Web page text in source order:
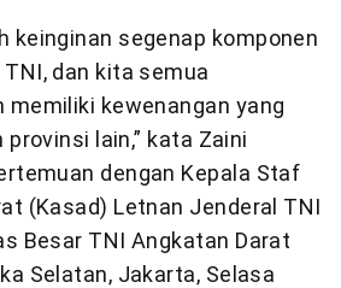
keinginan segenap komponen
dan kita semua
memiliki kewenangan yang
provinsi lain,” kata Zaini
dengan Kepala Staf
(Kasad) Letnan Jenderal TNI
Besar TNI Angkatan Darat
Selatan, Jakarta, Selasa